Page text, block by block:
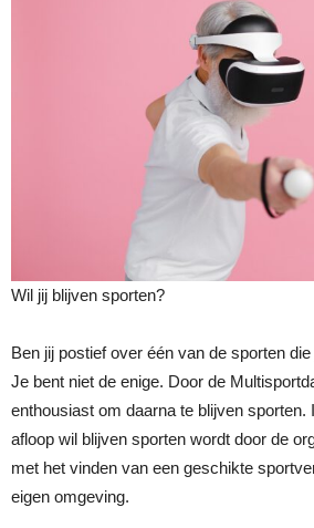
Wil jij blijven sporten?
Ben jij postief over één van de sporten
Je bent niet de enige. Door de
enthousiast om daarna te blijven sporten.
afloop wil blijven sporten wordt door de
met het vinden van een geschikte
eigen omgeving.